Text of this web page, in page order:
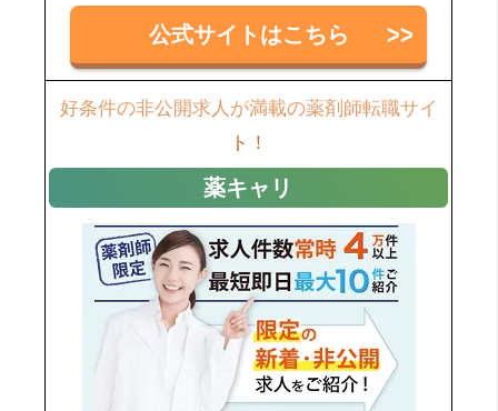
公式サイトはこちら
好条件の非公開求人が満載の薬剤師転職サイ
ト！
薬キャリ